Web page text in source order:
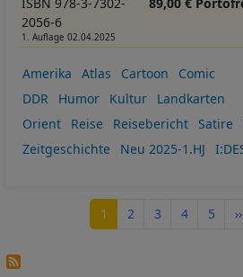
2056-6
1. Auflage 02.04.2025
Amerika Atlas Cartoon
Comic
DDR
Humor Kultur
Landkarten
Orient
Reise Reisebericht Satire
Zeitgeschichte
Neu 2025-1.HJ
Seite
1 Seite
2 Seite
3 Seite
4 Seite
5 ››